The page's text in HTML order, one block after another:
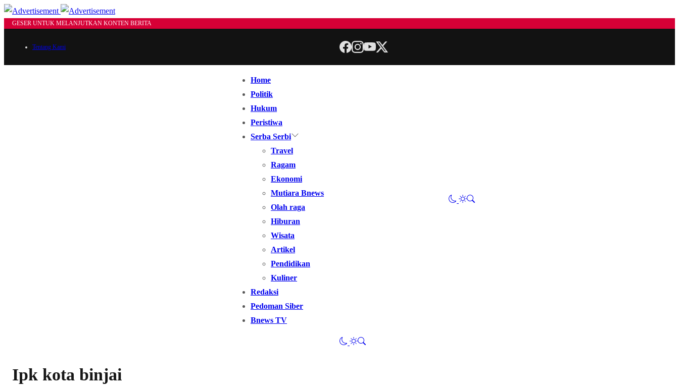
GESER UNTUK MELANJUTKAN KONTEN BERITA
Tentang Kami
Home
Politik
Hukum
Peristiwa
Serba Serbi
Travel
Ragam
Ekonomi
Mutiara Bnews
Olah raga
Hiburan
Wisata
Artikel
Pendidikan
Kuliner
Redaksi
Pedoman Siber
Bnews TV
Ipk kota binjai